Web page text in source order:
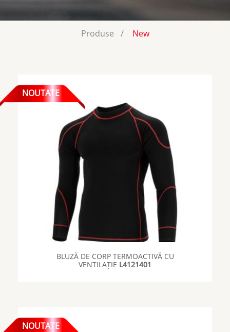
Produse New
NOUTATE
BLUZĂ DE CORP TERMOACTIVĂ CU
VENTILAȚIE L4121401
NOUTATE